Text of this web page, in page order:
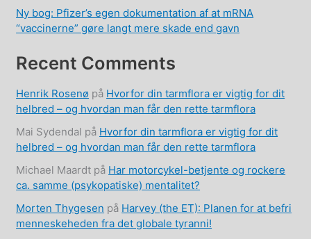
Ny bog: Pfizer’s egen dokumentation af at mRNA
“vaccinerne” gøre langt mere skade end gavn
Recent Comments
Henrik Rosenø på Hvorfor din tarmflora er vigtig for dit
helbred – og hvordan man får den rette tarmflora
Mai Sydendal på Hvorfor din tarmflora er vigtig for dit
helbred – og hvordan man får den rette tarmflora
Michael Maardt på Har motorcykel-betjente og rockere
ca. samme (psykopatiske) mentalitet?
Morten Thygesen på Harvey (the ET): Planen for at befri
menneskeheden fra det globale tyranni!